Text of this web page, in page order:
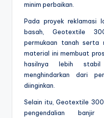
minim perbaikan.
Pada proyek reklamasi
basah, Geotextile
permukaan tanah serta
material ini membuat
hasilnya lebih
menghindarkan dari
diinginkan.
Selain itu, Geotextile
pengendalian